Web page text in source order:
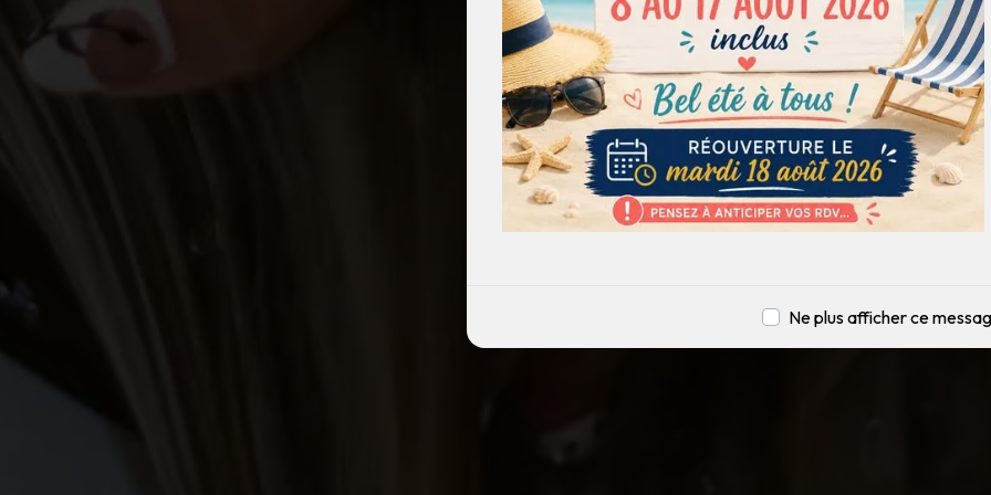
Ne plus afficher ce